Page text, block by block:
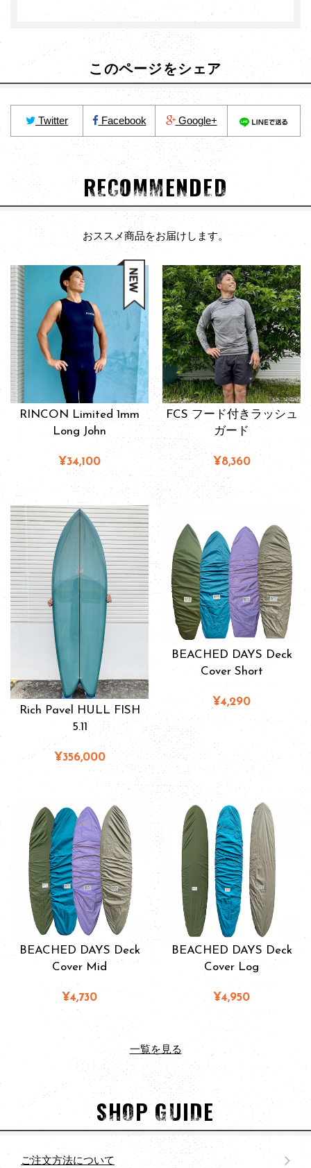
このページをシェア
Twitter Facebook Google+
RECOMMENDED
おススメ商品をお届けします。
RINCON Limited 1mm
Long John
¥34,100
FCS フード付きラッシュ
ガード
¥8,360
Rich Pavel HULL FISH
5.11
¥356,000
BEACHED DAYS Deck
Cover Short
¥4,290
BEACHED DAYS Deck
Cover Mid
¥4,730
BEACHED DAYS Deck
Cover Log
¥4,950
一覧を見る
SHOP GUIDE
ご注文方法について